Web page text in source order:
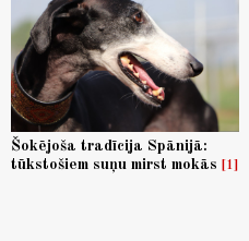
Šokējoša tradīcija Spānijā:
tūkstošiem suņu mirst mokās
1